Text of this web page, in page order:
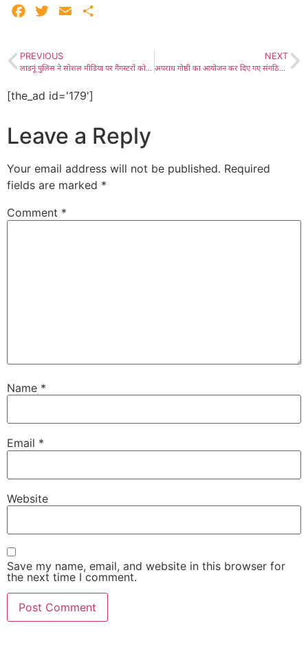
FacebookTwitterEmail
PREVIOUS
लाडनूं पुलिस ने सोशल मीडिया पर गैंगस्टरों को फॉलो करने, उनकी प्रशंसा व शेयर करने, प्रचारित करने के आरोप में 5 युवकों को किया गिरफ्तार, लाडनूं के बड़ा बास के रहने वाले ये पांचों युवक इंस्टाग्राम पर “302” एवं “47” नाम से ग्रुप बनाकर आपराधिक प्रवृत्ति से संबंधित पोस्ट साझा करते और युवाओं को गुमराह कर उन्हें अपराध की ओर प्रेरित करते थे
NEXT
अपराध गोष्ठी का आयोजन कर दिए गए संगठित अपराधों पर कठोर कार्रवाई के निर्देश, जिला पुलिस अधीक्षक डॉ. प्यारेलाल शिवराण ने जिले भर के पुलिस अधिकारियों से किया विचार-विमर्श और नाकाबंदी व पेंडिंग मामलों के निस्तारण पर दिया जोर
[the_ad id='179']
Leave a Reply
Your email address will not be published. Required
fields are marked *
Comment *
Name *
Email *
Website
Save my name, email, and website in this browser for
the next time I comment.